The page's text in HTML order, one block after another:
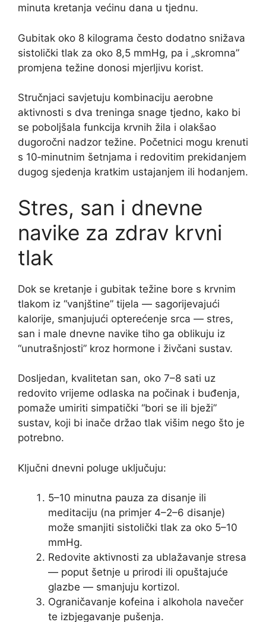
minuta kretanja većinu dana u tjednu.
Gubitak oko 8 kilograma često dodatno snižava
sistolički tlak za oko 8,5 mmHg, pa i „skromna”
promjena težine donosi mjerljivu korist.
Stručnjaci savjetuju kombinaciju aerobne
aktivnosti s dva treninga snage tjedno, kako bi
se poboljšala funkcija krvnih žila i olakšao
dugoročni nadzor težine. Početnici mogu krenuti
s 10‑minutnim šetnjama i redovitim prekidanjem
dugog sjedenja kratkim ustajanjem ili hodanjem.
Stres, san i dnevne
navike za zdrav krvni
tlak
Dok se kretanje i gubitak težine bore s krvnim
tlakom iz “vanjštine” tijela — sagorijevajući
kalorije, smanjujući opterećenje srca — stres,
san i male dnevne navike tiho ga oblikuju iz
“unutrašnjosti” kroz hormone i živčani sustav.
Dosljedan, kvalitetan san, oko 7–8 sati uz
redovito vrijeme odlaska na počinak i buđenja,
pomaže umiriti simpatički “bori se ili bježi”
sustav, koji bi inače držao tlak višim nego što je
potrebno.
Ključni dnevni poluge uključuju:
5–10 minutna pauza za disanje ili
meditaciju (na primjer 4–2–6 disanje)
može smanjiti sistolički tlak za oko 5–10
mmHg.
Redovite aktivnosti za ublažavanje stresa
— poput šetnje u prirodi ili opuštajuće
glazbe — smanjuju kortizol.
Ograničavanje kofeina i alkohola navečer
te izbjegavanje pušenja.